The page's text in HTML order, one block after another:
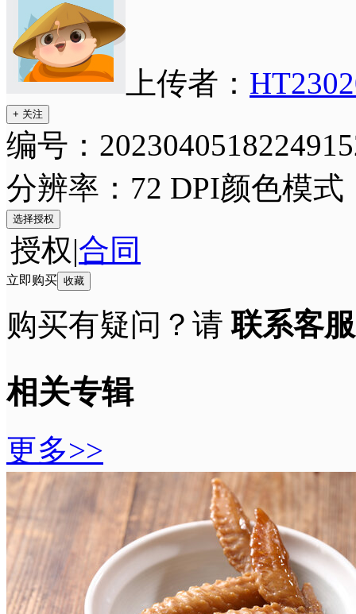
上传者：
+ 关注
编号：
分辨率：72 DPI颜色模式
选择授权
授权|合同
立即购买 收藏
购买有疑问？请联系客服
相关专辑
更多>>